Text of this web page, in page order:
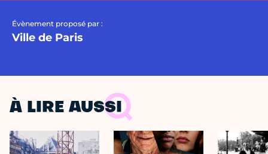
Évènement proposé par :
Ville de Paris
À LIRE AUSSI